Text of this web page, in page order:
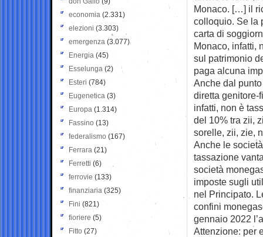
Monaco. […] il
colloquio. Se la
carta di
Monaco, infatti,
sul patrimonio
paga alcuna
Anche dal
diretta genitore-
infatti, non è
del 10% tra zii,
sorelle, zii, zie,
Anche le
tassazione
società
imposte sugli
nel Principato.
confini
gennaio 2022
Attenzione: per
economia (2.331)
elezioni (3.303)
emergenza (3.077)
Energia (45)
Esselunga (2)
Esteri (784)
Eugenetica (3)
Europa (1.314)
Fassino (13)
federalismo (167)
Ferrara (21)
Ferretti (6)
ferrovie (133)
finanziaria (325)
Fini (821)
fioriere (5)
Fitto (27)